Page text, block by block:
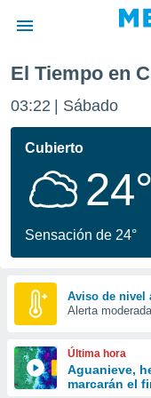
de
por
se
calidad.
a este
las
y
forma
digital
basada
El Tiempo en
03:22 Sábado
Cubierto
24°
Sensación de 24°
Aviso de nivel
Alerta
Última hora
Aguanieve,
marcarán el